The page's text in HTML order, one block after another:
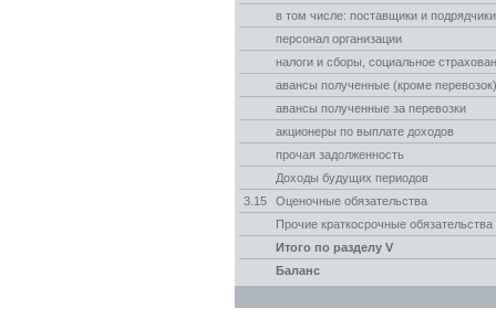
в том числе: поставщики и подрядчики
персонал организации
налоги и сборы, социальное
авансы полученные (кроме перевозок)
авансы полученные за перевозки
акционеры по выплате доходов
прочая задолженность
Доходы будущих периодов
3.15
Оценочные обязательства
Прочие краткосрочные обязательства
Итого по разделу V
Баланс